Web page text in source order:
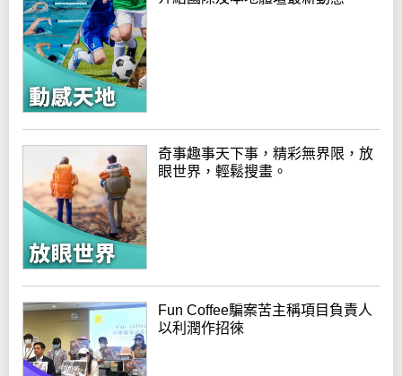
奇事趣事天下事，精彩無界限，放
眼世界，輕鬆搜畫。
Fun Coffee騙案苦主稱項目負責人
以利潤作招徠